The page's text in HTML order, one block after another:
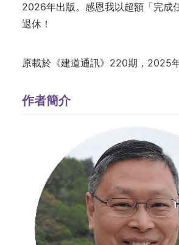
2026年出版。感恩我以超額「完成
退休！
原載於《建道通訊》220期，2025
作者簡介